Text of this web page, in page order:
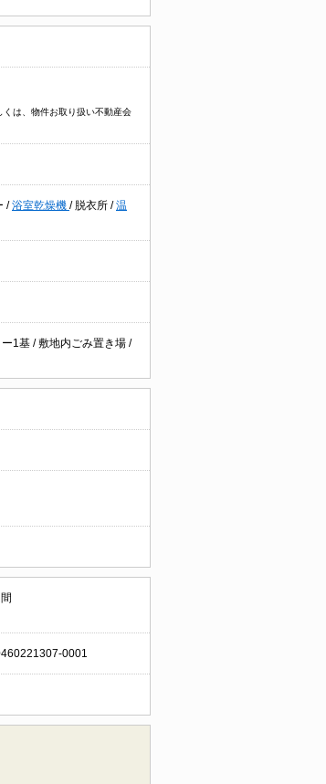
は、物件お取り扱い不動産会
/浴室乾燥機 / 脱衣所 /温
ー1基 /敷地内ごみ置き場 /
0001